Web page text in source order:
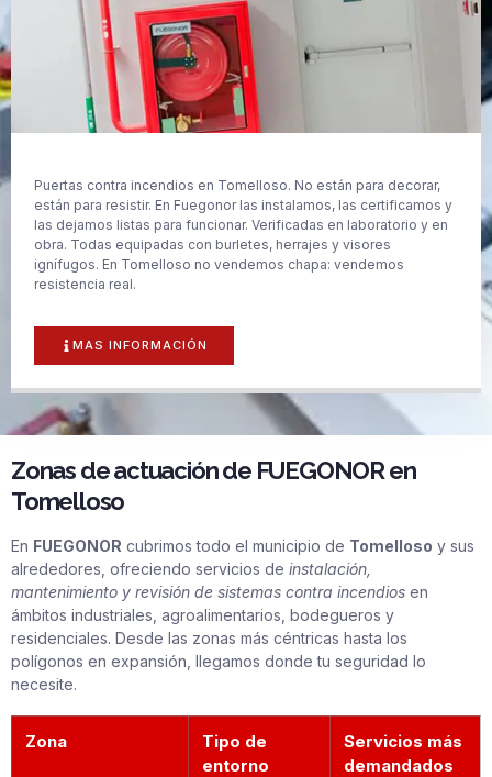
Puertas contra incendios en Tomelloso. No están para decorar,
están para resistir. En Fuegonor las instalamos, las certificamos y
las dejamos listas para funcionar. Verificadas en laboratorio y en
obra. Todas equipadas con burletes, herrajes y visores
ignífugos. En Tomelloso no vendemos chapa: vendemos
resistencia real.
MAS INFORMACIÓN
Zonas de actuación de FUEGONOR en
Tomelloso
En FUEGONOR cubrimos todo el municipio de Tomelloso y sus
alrededores, ofreciendo servicios de instalación,
mantenimiento y revisión de sistemas contra incendios en
ámbitos industriales, agroalimentarios, bodegueros y
residenciales. Desde las zonas más céntricas hasta los
polígonos en expansión, llegamos donde tu seguridad lo
necesite.
Zona
Tipo de
entorno
Servicios más
demandados